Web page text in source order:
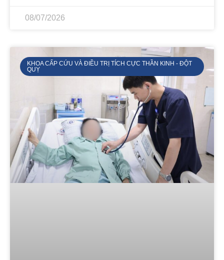
08/07/2026
KHOA CẤP CỨU VÀ ĐIỀU TRỊ TÍCH CỰC THẦN KINH - ĐỘT
QUỴ